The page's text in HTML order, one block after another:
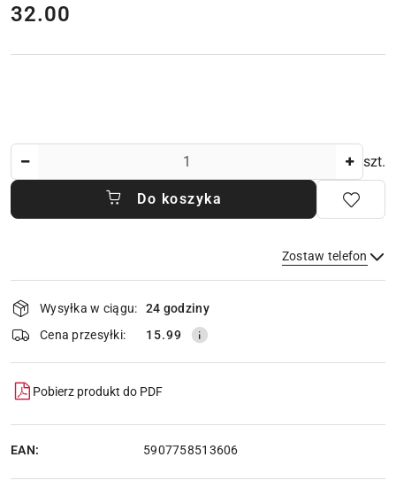
cena:
32.00
szt.
Do koszyka
Zostaw telefon
Wyślij
Dostępność
i
dostawa
Wysyłka w ciągu:
24 godziny
Cena przesyłki:
15.99
Pobierz produkt do PDF
EAN: 5907758513606